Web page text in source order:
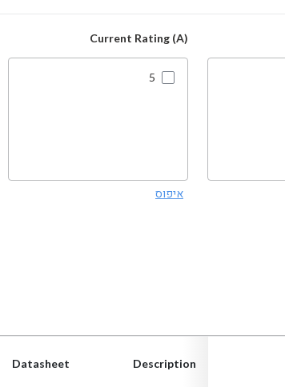
Current Rating (A)
5
איפוס
Description
Datasheet Description
Datasheet